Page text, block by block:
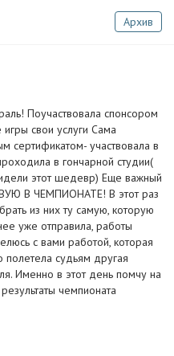
Архив
Поучаствовала спонсором
свои услуги Сама
сертификатом- участвовала в
в гончарной студии(
этот шедевр) Еще важный
В ЧЕМПИОНАТЕ! В этот раз
из них ту самую, которую
уже отправила, работы
с вами работой, которая
судьям другая
Именно в этот день помчу на
чемпионата